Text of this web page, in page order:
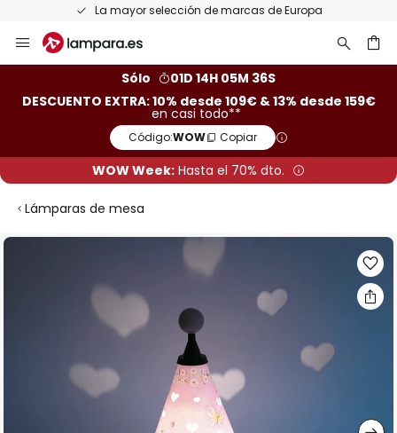
La mayor selección de marcas de Europa
al
Sólo
01D 14H 05M 35S
DESCUENTO EXTRA: 10% desde 109€ & 13% desde 159€
en casi todo**
Código:WOW Copiar
WOW Week: Hasta el 70% dto.
Lámparas de mesa
Saltar